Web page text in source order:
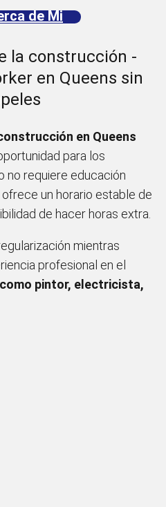
de Mi
la construcción -
en Queens sin
en Queens
para los
no requiere educación
un horario estable de
de hacer horas extra.
mientras
profesional en el
pintor, electricista,